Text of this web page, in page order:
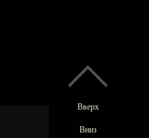
Вверх
Вниз